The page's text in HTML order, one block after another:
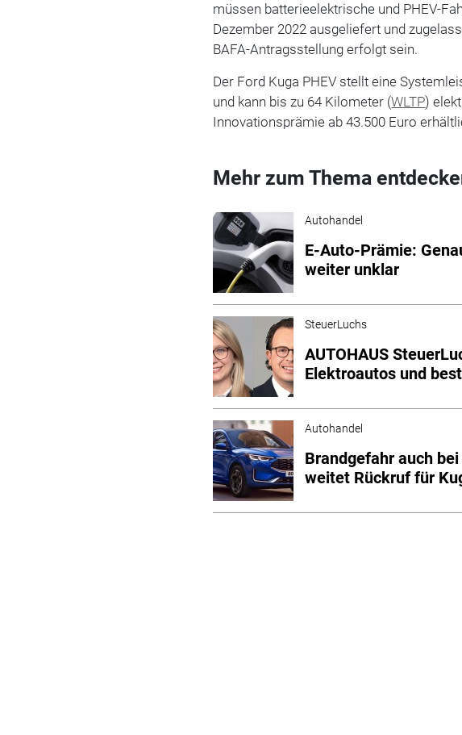
müssen batterieelektrische und PHEV-
Dezember 2022 ausgeliefert und
BAFA-Antragsstellung erfolgt sein.
Der Ford Kuga PHEV stellt eine
und kann bis zu 64 Kilometer (WLTP)
Innovationsprämie ab 43.500 Euro
Mehr zum Thema
Autohandel
E-Auto-Prämie:
weiter unklar
SteuerLuchs
AUTOHAUS
Elektroautos und
Autohandel
Brandgefahr auch
weitet Rückruf für